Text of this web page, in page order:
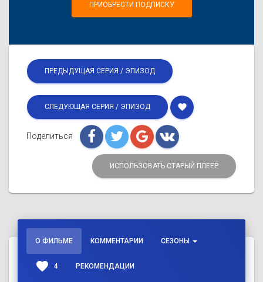
ПРИОБРЕСТИ ПОДПИСКУ
ПРЕДЫДУЩАЯ СЕРИЯ / ЭПИЗОД
СЛЕДУЮЩАЯ СЕРИЯ / ЭПИЗОД favorite
Поделиться
ИСПОЛЬЗОВАТЬ СТАРЫЙ ПЛЕЕР
О ФИЛЬМЕ КОММЕНТАРИИ СЕЗОНЫ
favorite 4 РЕКОМЕНДАЦИИ